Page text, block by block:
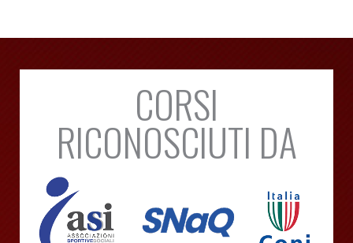
CORSI
RICONOSCIUTI DA